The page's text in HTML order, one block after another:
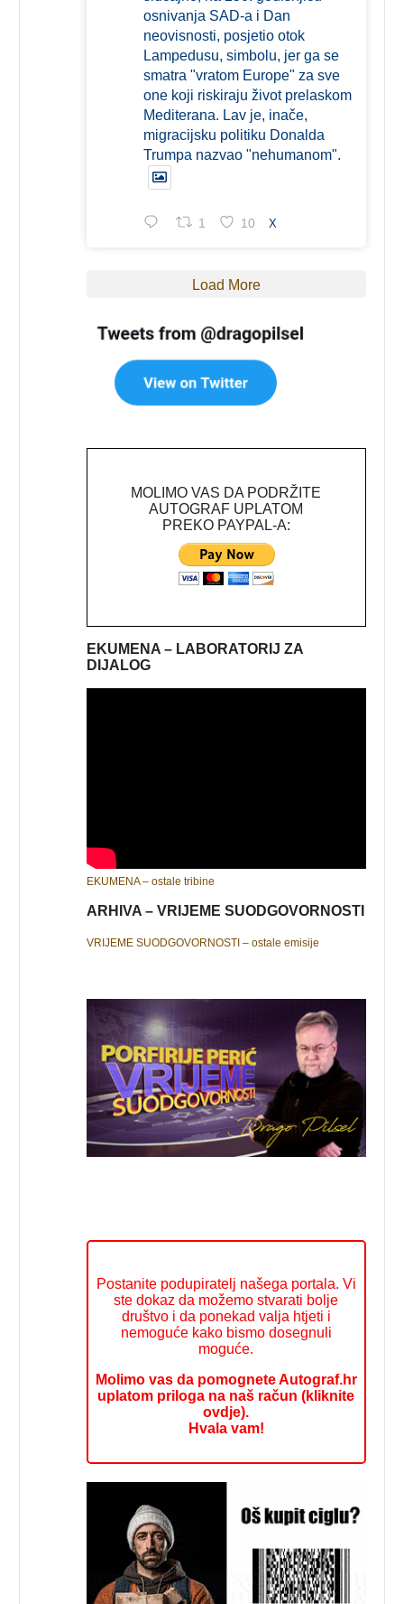
osnivanja SAD-a i Dan
neovisnosti, posjetio otok
Lampedusu, simbolu, jer ga se
smatra "vratom Europe" za sve
one koji riskiraju život prelaskom
Mediterana. Lav je, inače,
migracijsku politiku Donalda
Trumpa nazvao "nehumanom".
1 10 X
Load More
MOLIMO VAS DA PODRŽITE
AUTOGRAF UPLATOM
PREKO PAYPAL-A:
EKUMENA – LABORATORIJ ZA
DIJALOG
EKUMENA – ostale tribine
ARHIVA – VRIJEME SUODGOVORNOSTI
VRIJEME SUODGOVORNOSTI – ostale emisije
Postanite podupiratelj našega portala. Vi
ste dokaz da možemo stvarati bolje
društvo i da ponekad valja htjeti i
nemoguće kako bismo dosegnuli
moguće.
Molimo vas da pomognete Autograf.hr
uplatom priloga na naš račun (kliknite
ovdje).
Hvala vam!